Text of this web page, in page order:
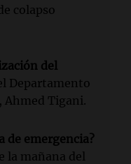
colapso
del
Departamento
Ahmed Tigani.
de emergencia?
la mañana del